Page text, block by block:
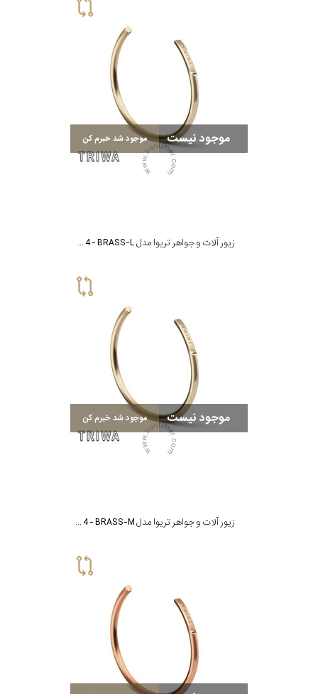
موجود نیست موجود شد خبرم کن
زیور آلات و جواهر تریوا مدل BRACELET 4 - BRASS-L
موجود نیست موجود شد خبرم کن
زیور آلات و جواهر تریوا مدل BRACELET 4 - BRASS-M